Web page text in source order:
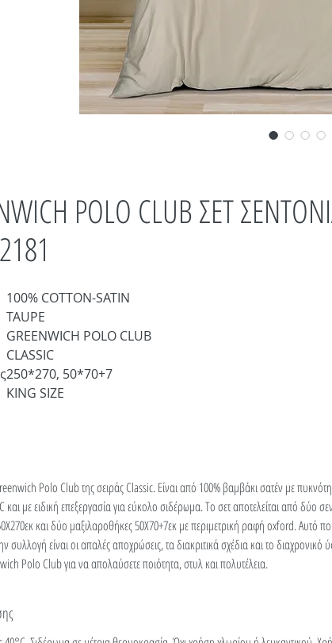
POLO CLUB ΣΕΤ
100% COTTON-SATIN
TAUPE
GREENWICH POLO CLUB
CLASSIC
250*270, 50*70+7
KING SIZE
Polo Club της σειράς Classic. Είναι από 100% βαμβάκι σατέν με
με ειδική επεξεργασία για εύκολο σιδέρωμα. Το σετ αποτελείται από δύο
και δύο μαξιλαροθήκες 50Χ70+7εκ με περιμετρική ραφή oxford. Αυτό
συλλογή είναι οι απαλές αποχρώσεις, τα διακριτικά σχέδια και το διαχρονικό
Polo Club για να απολαύσετε ποιότητα, στυλ και πολυτέλεια.